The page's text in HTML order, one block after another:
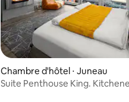
Chambre d'hôtel ⋅ Juneau
Suite Penthouse King.